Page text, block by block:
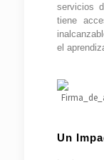
servicios
tiene
el
Un